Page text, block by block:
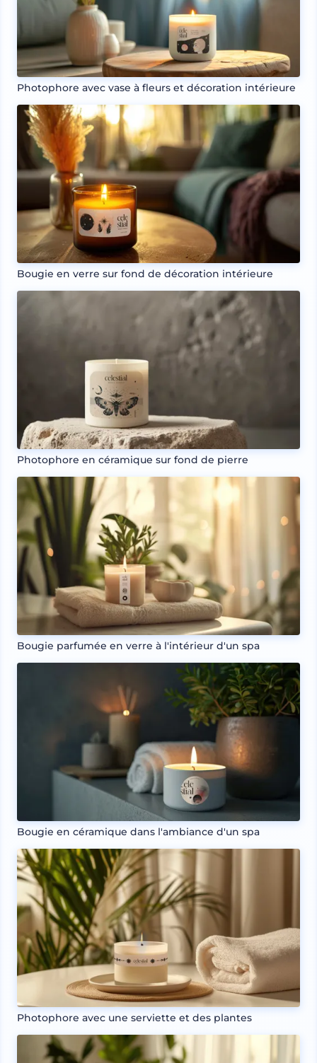
Photophore avec vase à fleurs et décoration intérieure
Bougie en verre sur fond de décoration intérieure
Photophore en céramique sur fond de pierre
Bougie parfumée en verre à l'intérieur d'un spa
Bougie en céramique dans l'ambiance d'un spa
Photophore avec une serviette et des plantes